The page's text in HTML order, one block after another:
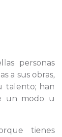
personas
a sus obras,
talento; han
un modo u
tienes